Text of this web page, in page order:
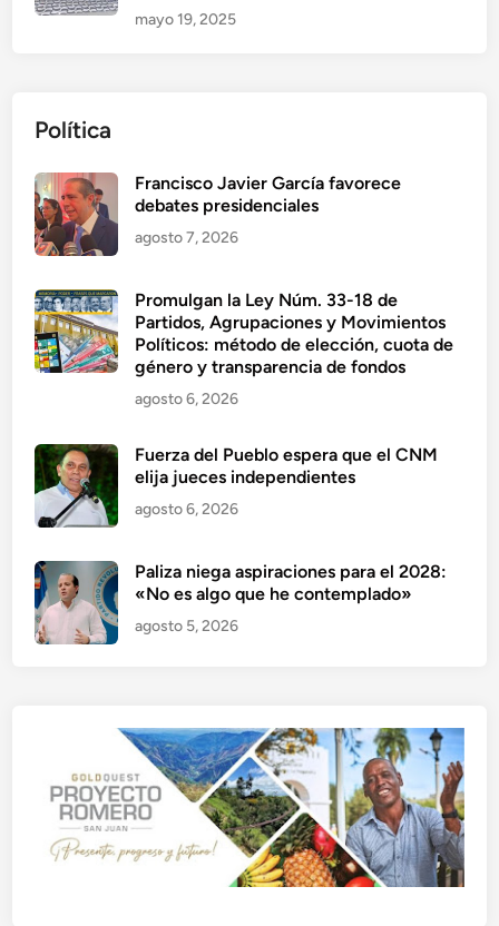
mayo 19, 2025
Política
Francisco Javier García favorece
debates presidenciales
agosto 7, 2026
Promulgan la Ley Núm. 33-18 de
Partidos, Agrupaciones y Movimientos
Políticos: método de elección, cuota de
género y transparencia de fondos
agosto 6, 2026
Fuerza del Pueblo espera que el CNM
elija jueces independientes
agosto 6, 2026
Paliza niega aspiraciones para el 2028:
«No es algo que he contemplado»
agosto 5, 2026